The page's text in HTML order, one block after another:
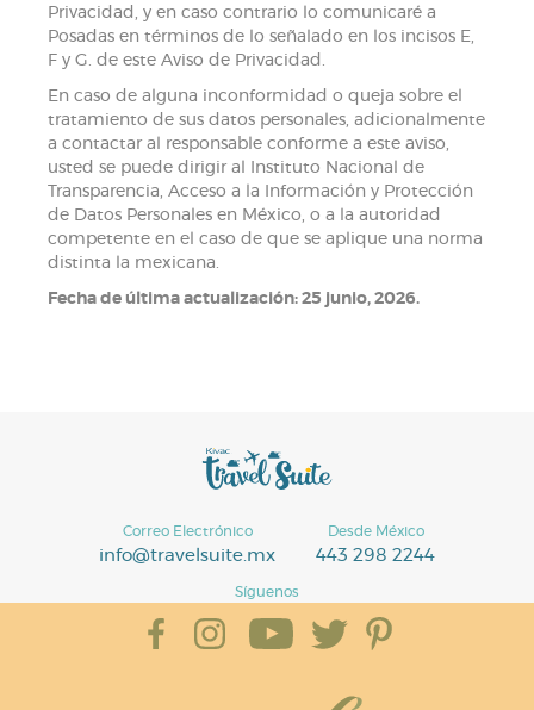
Privacidad, y en caso contrario lo comunicaré a
Posadas en términos de lo señalado en los incisos E,
F y G. de este Aviso de Privacidad.
En caso de alguna inconformidad o queja sobre el
tratamiento de sus datos personales, adicionalmente
a contactar al responsable conforme a este aviso,
usted se puede dirigir al Instituto Nacional de
Transparencia, Acceso a la Información y Protección
de Datos Personales en México, o a la autoridad
competente en el caso de que se aplique una norma
distinta la mexicana.
Fecha de última actualización: 25 junio, 2026.
Correo Electrónico
info@travelsuite.mx
Desde México
443 298 2244
Síguenos